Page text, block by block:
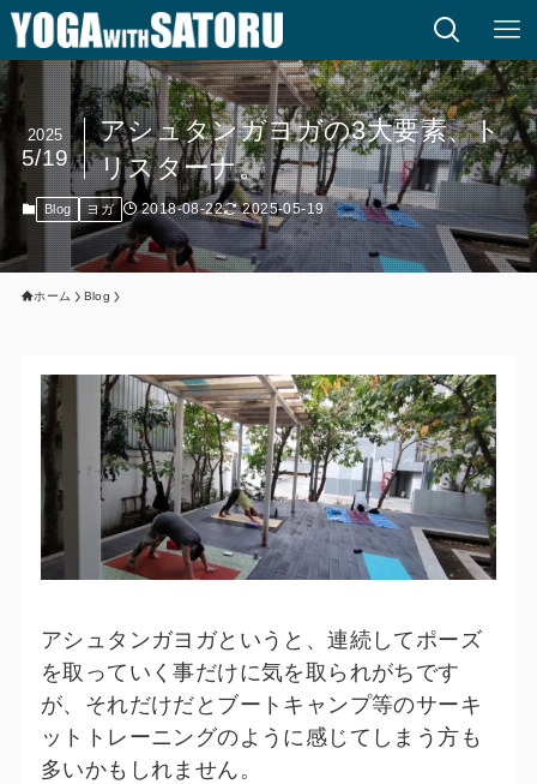
アシュタンガヨガの3大要素、ト
リスターナ。
2025
5/19
Blog ヨガ 2018-08-22 2025-05-19
ホーム Blog
アシュタンガヨガというと、連続してポーズ
を取っていく事だけに気を取られがちです
が、それだけだとブートキャンプ等のサーキ
ットトレーニングのように感じてしまう方も
多いかもしれません。